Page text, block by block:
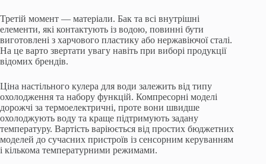
Третій момент — матеріали. Бак та всі внутрішні
елементи, які контактують із водою, повинні бути
виготовлені з харчового пластику або нержавіючої сталі.
На це варто звертати увагу навіть при виборі продукції
відомих брендів.
Ціна настільного кулера для води залежить від типу
охолодження та набору функцій. Компресорні моделі
дорожчі за термоелектричні, проте вони швидше
охолоджують воду та краще підтримують задану
температуру. Вартість варіюється від простих бюджетних
моделей до сучасних пристроїв із сенсорним керуванням
і кількома температурними режимами.